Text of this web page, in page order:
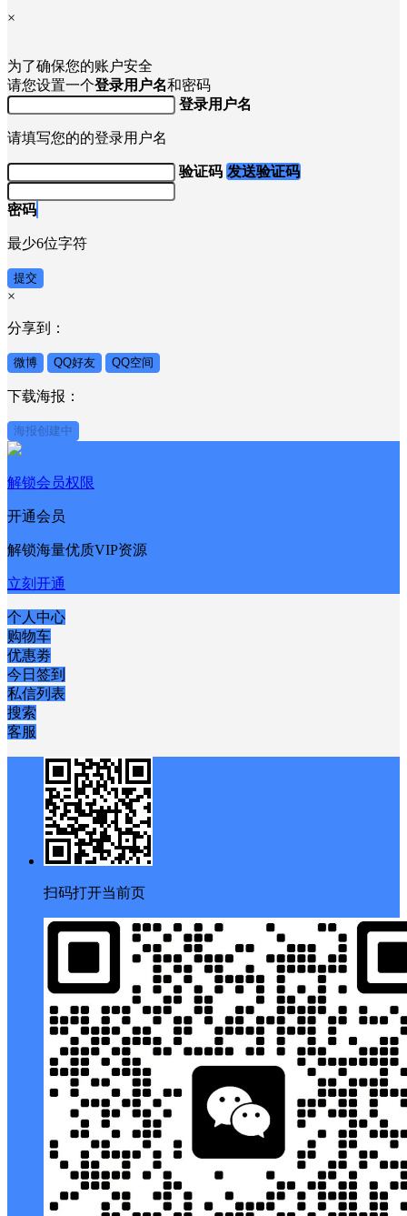
×
为了确保您的账户安全
请您设置一个登录用户名和密码
登录用户名
请填写您的的登录用户名
验证码 发送验证码
密码
最少6位字符
提交
×
分享到：
微博 QQ好友 QQ空间
下载海报：
海报创建中
解锁会员权限
开通会员
解锁海量优质VIP资源
立刻开通
个人中心
购物车
优惠劵
今日签到
私信列表
搜索
客服
扫码打开当前页